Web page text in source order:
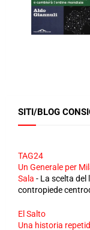
SITI/BLOG
TAG24
Un Generale per
Sala - La scelta del
contropiede
El Salto
Una historia